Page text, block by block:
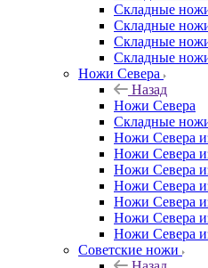
Складные
Складные
Складные
Складные
Ножи Севера
Назад
Ножи Севера
Складные
Ножи Севера
Ножи Севера
Ножи Севера
Ножи Севера
Ножи Севера
Ножи Севера
Ножи Севера
Советские ножи